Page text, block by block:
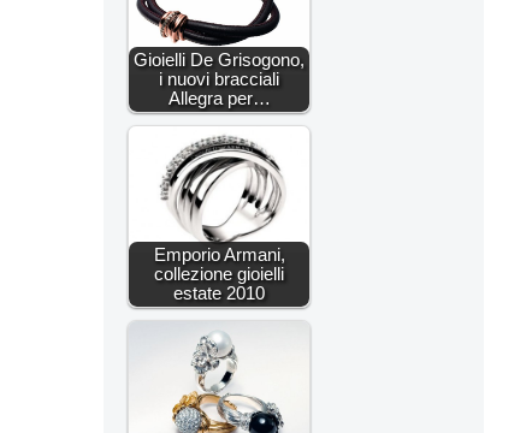
Gioielli De Grisogono,
i nuovi bracciali
Allegra per…
Emporio Armani,
collezione gioielli
estate 2010